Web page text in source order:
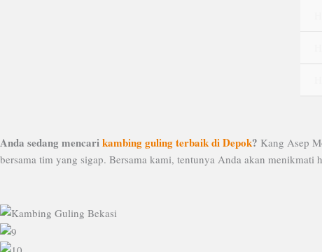
Anda sedang mencarikambing guling terbaik di Depok? Kang Asep
bersama tim yang sigap. Bersama kami, tentunya Anda akan